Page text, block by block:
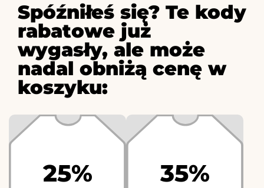
Spóźniłeś się? Te kody
rabatowe już
wygasły, ale może
nadal obniżą cenę w
koszyku:
25% 35%